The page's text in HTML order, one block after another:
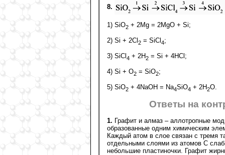
8.
1) SiO2 + 2Mg = 2MgO + Si;
2) Si + 2Cl 2 = SiCl 4;
3) SiCl 4 + 2H2 = Si + 4HCl;
4) Si + O2 = SiO2;
5) SiO2 + 4NaOH = Na4SiO4 + 2H2O.
Ответы на
1. Графит и алмаз – аллотропные
образованные одним химическим
Каждый атом в слое связан с тремя
отдельными слоями из атомов С
небольшие пластиночки. Графит